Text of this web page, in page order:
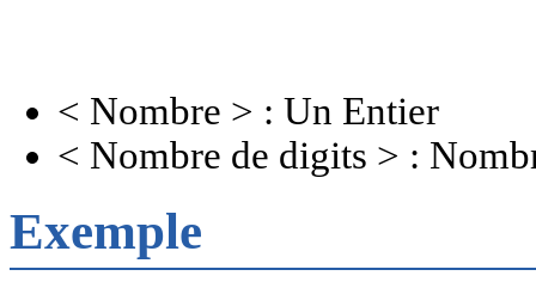
< Nombre > : Un Entier
< Nombre de digits > :
Exemple